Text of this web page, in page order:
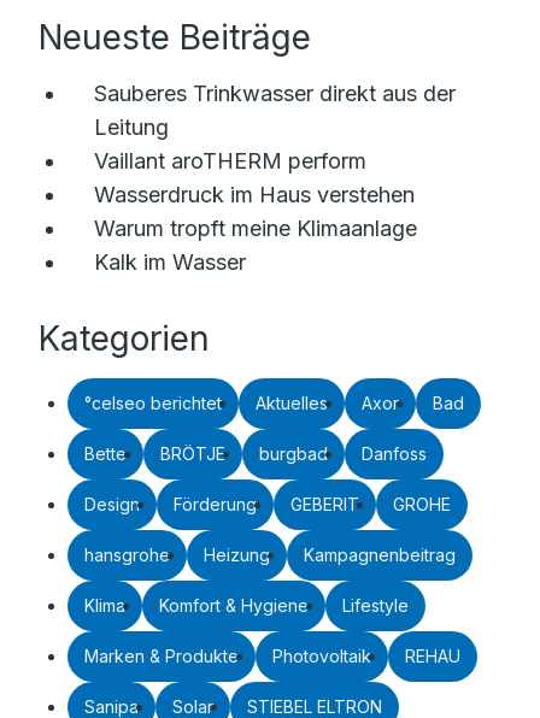
Neueste Beiträge
Sauberes Trinkwasser direkt aus der
Leitung
Vaillant aroTHERM perform
Wasserdruck im Haus verstehen
Warum tropft meine Klimaanlage
Kalk im Wasser
Kategorien
°celseo berichtet Aktuelles Axor Bad
Bette BRÖTJE burgbad Danfoss
Design Förderung GEBERIT GROHE
hansgrohe Heizung Kampagnenbeitrag
Klima Komfort & Hygiene Lifestyle
Marken & Produkte Photovoltaik REHAU
Sanipa Solar STIEBEL ELTRON